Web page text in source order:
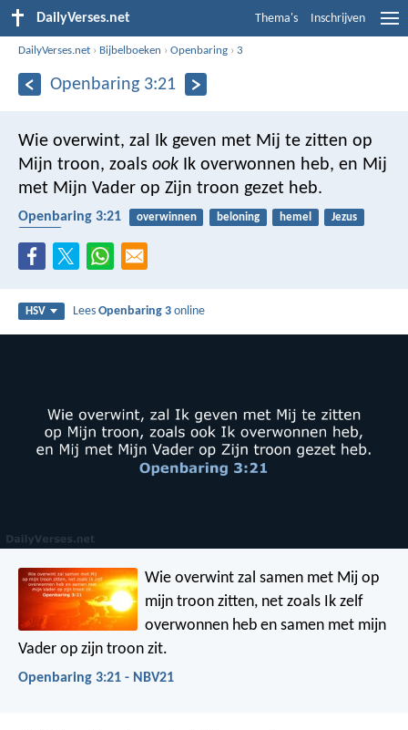
DailyVerses.net Thema's Inschrijven
DailyVerses.net › Bijbelboeken ›Openbaring ›3
Openbaring 3:21
Wie overwint, zal Ik geven met Mij te zitten op
Mijn troon, zoals ook Ik overwonnen heb, en Mij
met Mijn Vader op Zijn troon gezet heb.
Openbaring 3:21 overwinnen beloning hemel
Jezus
HSV LeesOpenbaring 3 online
Wie overwint zal samen met Mij op
mijn troon zitten, net zoals Ik zelf
overwonnen heb en samen met mijn
Vader op zijn troon zit.
Openbaring 3:21 - NBV21